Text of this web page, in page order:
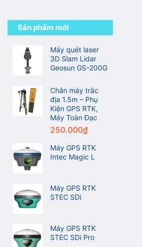
giới
trong
ngành
Technology
Partner
Excellence
2026
Leica
Geosystems
luận
ở
sánh
Meridian
Sản phẩm mới
Máy quét laser
3D Slam Lidar
Geosun GS-200G
Chân máy trắc
địa 1.5m – Phụ
Kiện GPS RTK,
Máy Toàn Đạc
250.000₫
Máy GPS RTK
Intec Magic L
Máy GPS RTK
STEC SDi
Máy GPS RTK
STEC SDi Pro